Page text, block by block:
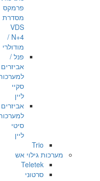
פרמקס
מסדרת
VDS
/ N+4
מודולרי
פנל /
אביזרים
סקיי
ליין
אביזרים
סיטי
ליין
Trio
מערכות גילוי אש
Teletek
סרטוני